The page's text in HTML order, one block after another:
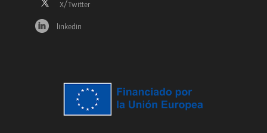
linkedin